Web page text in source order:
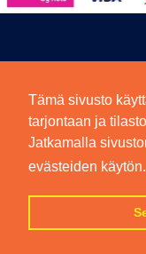
Tämä sivusto
tarjontaan ja
Jatkamalla
evästeiden käytön.